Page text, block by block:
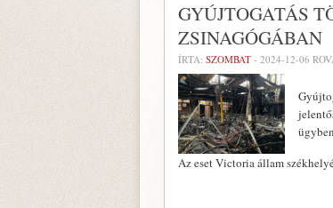
GYÚJTOGATÁS
ZSINAGÓGÁBAN
ÍRTA: SZOMBAT - 2024-12-06
Az eset Victoria állam